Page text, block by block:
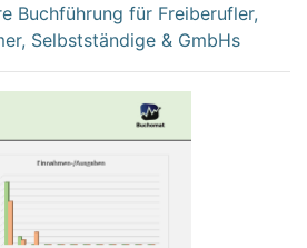
Buchführung für Freiberufler,
Selbstständige & GmbHs